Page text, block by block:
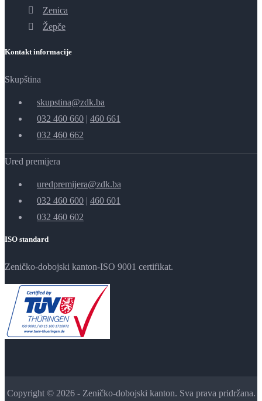
Zenica
Žepče
Kontakt informacije
Skupština
skupstina@zdk.ba
032 460 660 | 460 661
032 460 662
Ured premijera
uredpremijera@zdk.ba
032 460 600 | 460 601
032 460 602
ISO standard
Zeničko-dobojski kanton-ISO 9001 certifikat.
Copyright © 2026 - Zeničko-dobojski kanton. Sva prava pridržana.